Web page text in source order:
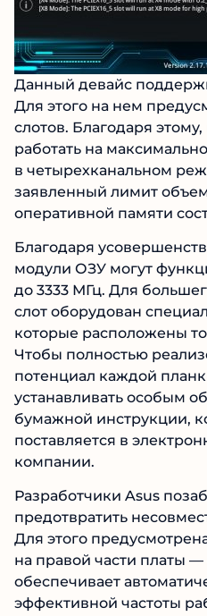
Данный девайс
Для этого на нем
слотов. Благодаря
работать на
в четырехканальном
заявленный лимит
оперативной памяти
Благодаря
модули ОЗУ могут
до 3333 МГц. Для
слот оборудован
которые расположены
Чтобы полностью
потенциал каждой
устанавливать особым
бумажной инструкции,
поставляется в
компании.
Разработчики Asus
предотвратить
Для этого
на правой части платы
обеспечивает
эффективной частоты